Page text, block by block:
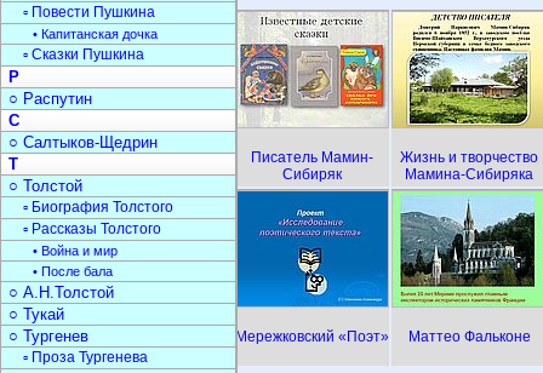
Писатель Мамин-
Сибиряк
Жизнь и творчество
Мамина-Сибиряка
Мережковский «Поэт» Маттео Фальконе
▫ Повести Пушкина
• Капитанская дочка
▫ Сказки Пушкина
Р
○ Распутин
С
○ Салтыков-Щедрин
Т
○ Толстой
▫ Биография Толстого
▫ Рассказы Толстого
• Война и мир
• После бала
○ А.Н.Толстой
○ Тукай
○ Тургенев
▫ Проза Тургенева